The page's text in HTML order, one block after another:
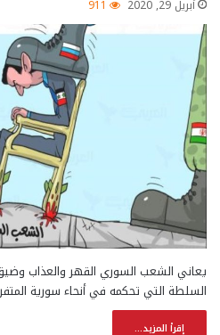
أبريل 29, 2020 911
يعاني الشعب السوري القهر والعذاب
السلطة التي تحكمه في أنحاء سورية
إقرأ المزيد...